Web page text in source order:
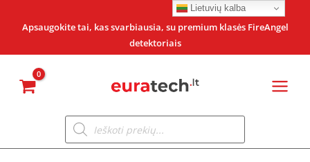
Apsaugokite tai, kas svarbiausia, su premium klasės FireAngel
detektoriais
Products
search
Lietuvių kalba